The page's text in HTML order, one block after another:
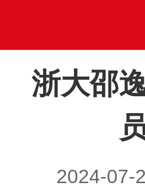
浙大邵
2024-07-